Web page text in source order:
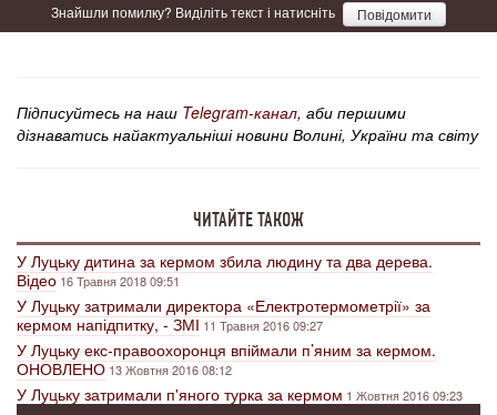
Знайшли помилку? Виділіть текст і натисніть Повідомити
Підписуйтесь на наш Telegram-канал, аби першими
дізнаватись найактуальніші новини Волині, України та світу
ЧИТАЙТЕ ТАКОЖ
У Луцьку дитина за кермом збила людину та два дерева.
Відео 16 Травня 2018 09:51
У Луцьку затримали директора «Електротермометрії» за
кермом напідпитку, - ЗМІ 11 Травня 2016 09:27
У Луцьку екс-правоохоронця впіймали п’яним за кермом.
ОНОВЛЕНО 13 Жовтня 2016 08:12
У Луцьку затримали п'яного турка за кермом 1 Жовтня 2016 09:23